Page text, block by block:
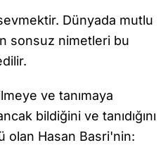
Dünyada mutlu
sonsuz nimetleri bu
ve tanımaya
bildiğini ve tanıdığını
olan Hasan Basri'nin: